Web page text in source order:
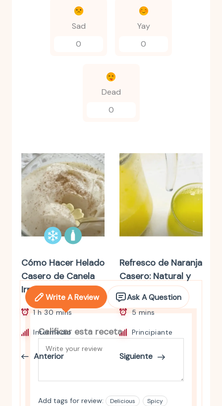
Sad
0
Yay
0
Dead
0
Cómo Hacer Helado
Casero de Canela
Irresistible
1 h 30 mins
Intermedio
Anterior
Refresco de Naranja
Casero: Natural y
Sin Aditivos
5 mins
Principiante
Siguiente
Write A Review Ask A Question
Calificar esta receta
Add tags for review: Delicious
Spicy